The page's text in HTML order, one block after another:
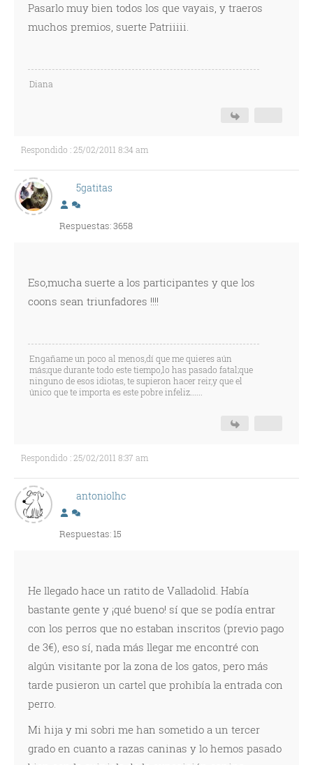
Pasarlo muy bien todos los que vayais, y traeros
muchos premios, suerte Patriiiii.
Diana
Respondido : 25/02/2011 8:34 am
5gatitas
Respuestas: 3658
Eso,mucha suerte a los participantes y que los
coons sean triunfadores !!!!
Engañame un poco al menos,dí que me quieres aún
más;que durante todo este tiempo,lo has pasado fatal;que
ninguno de esos idiotas, te supieron hacer reir,y que el
único que te importa es este pobre infeliz......
Respondido : 25/02/2011 8:37 am
antoniolhc
Respuestas: 15
He llegado hace un ratito de Valladolid. Había
bastante gente y ¡qué bueno! sí que se podía entrar
con los perros que no estaban inscritos (previo pago
de 3€), eso sí, nada más llegar me encontré con
algún visitante por la zona de los gatos, pero más
tarde pusieron un cartel que prohibía la entrada con
perro.
Mi hija y mi sobri me han sometido a un tercer
grado en cuanto a razas caninas y lo hemos pasado